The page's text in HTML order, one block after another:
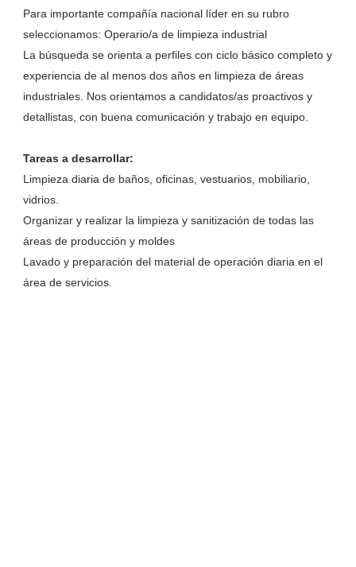
Para importante compañía nacional líder en su rubro
seleccionamos: Operario/a de limpieza industrial
La búsqueda se orienta a perfiles con ciclo básico completo y
experiencia de al menos dos años en limpieza de áreas
industriales. Nos orientamos a candidatos/as proactivos y
detallistas, con buena comunicación y trabajo en equipo.
Tareas a desarrollar:
Limpieza diaria de baños, oficinas, vestuarios, mobiliario,
vidrios.
Organizar y realizar la limpieza y sanitización de todas las
áreas de producción y moldes
Lavado y preparación del material de operación diaria en el
área de servicios.